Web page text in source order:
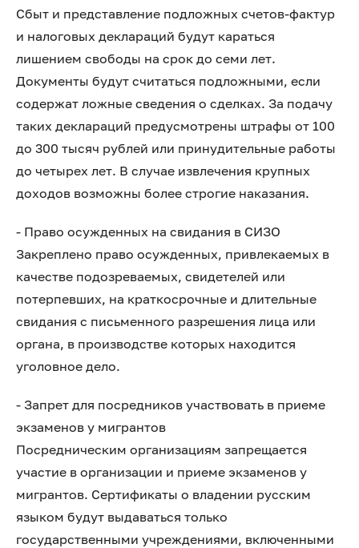
Сбыт и представление подложных счетов-фактур
и налоговых деклараций будут караться
лишением свободы на срок до семи лет.
Документы будут считаться подложными, если
содержат ложные сведения о сделках. За подачу
таких деклараций предусмотрены штрафы от 100
до 300 тысяч рублей или принудительные работы
до четырех лет. В случае извлечения крупных
доходов возможны более строгие наказания.
- Право осужденных на свидания в СИЗО
Закреплено право осужденных, привлекаемых в
качестве подозреваемых, свидетелей или
потерпевших, на краткосрочные и длительные
свидания с письменного разрешения лица или
органа, в производстве которых находится
уголовное дело.
- Запрет для посредников участвовать в приеме
экзаменов у мигрантов
Посредническим организациям запрещается
участие в организации и приеме экзаменов у
мигрантов. Сертификаты о владении русским
языком будут выдаваться только
государственными учреждениями, включенными